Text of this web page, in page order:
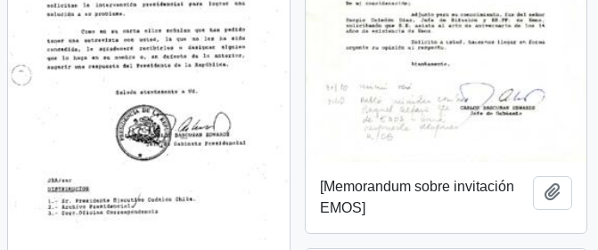
[Memorandum sobre invitación
EMOS]